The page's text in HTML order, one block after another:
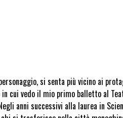
si senta più vicino ai
cui vedo il mio primo balletto al
anni successivi alla laurea in